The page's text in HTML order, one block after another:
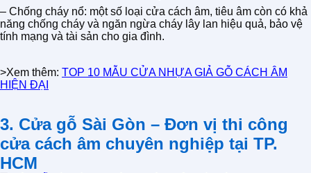
– Chống cháy nổ: một số loại cửa cách âm, tiêu âm còn có khả
năng chống cháy và ngăn ngừa cháy lây lan hiệu quả, bảo vệ
tính mạng và tài sản cho gia đình.
>Xem thêm: TOP 10 MẪU CỬA NHỰA GIẢ GỖ CÁCH ÂM
HIỆN ĐẠI
3. Cửa gỗ Sài Gòn – Đơn vị thi công
cửa cách âm chuyên nghiệp tại TP.
HCM